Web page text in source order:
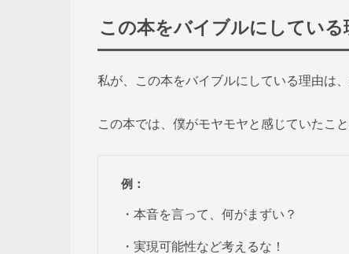
この本をバイブルにしている
私が、この本をバイブルにしている理由は、
この本では、僕がモヤモヤと感じていたこ
例：
・本音を言って、何がまずい？
・実現可能性など考えるな！